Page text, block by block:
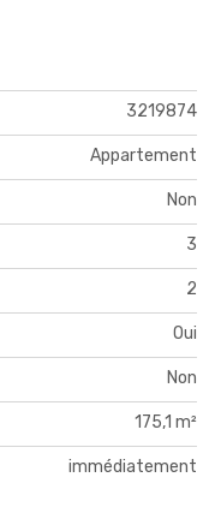
3219874
Appartement
Non
3
2
Oui
Non
175,1 m²
immédiatement